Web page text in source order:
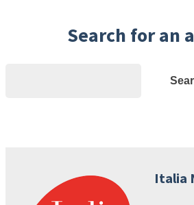
Search for an
Italia